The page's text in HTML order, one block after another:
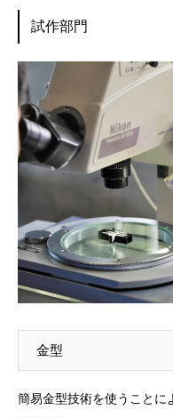
試作部門
金型
簡易金型技術を使うことに